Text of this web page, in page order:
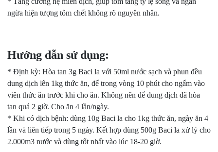
ngừa hiện tượng tôm chết không rõ nguyên nhân.
Hướng dẫn sử dụng:
* Định kỳ: Hòa tan 3g Baci la với 50ml nước sạch và phun đều
dung dịch lên 1kg thức ăn, để trong vòng 10 phút cho ngấm vào
viên thức ăn trước khi cho ăn. Không nên để dung dịch đã hòa
tan quá 2 giờ. Cho ăn 4 lần/ngày.
* Khi có dịch bệnh: dùng 10g Baci la cho 1kg thức ăn, ngày ăn 4
lần và liên tiếp trong 5 ngày. Kết hợp dùng 500g Baci la xử lý cho
2.000m3 nước và dùng tốt nhất vào lúc 18-20 giờ.